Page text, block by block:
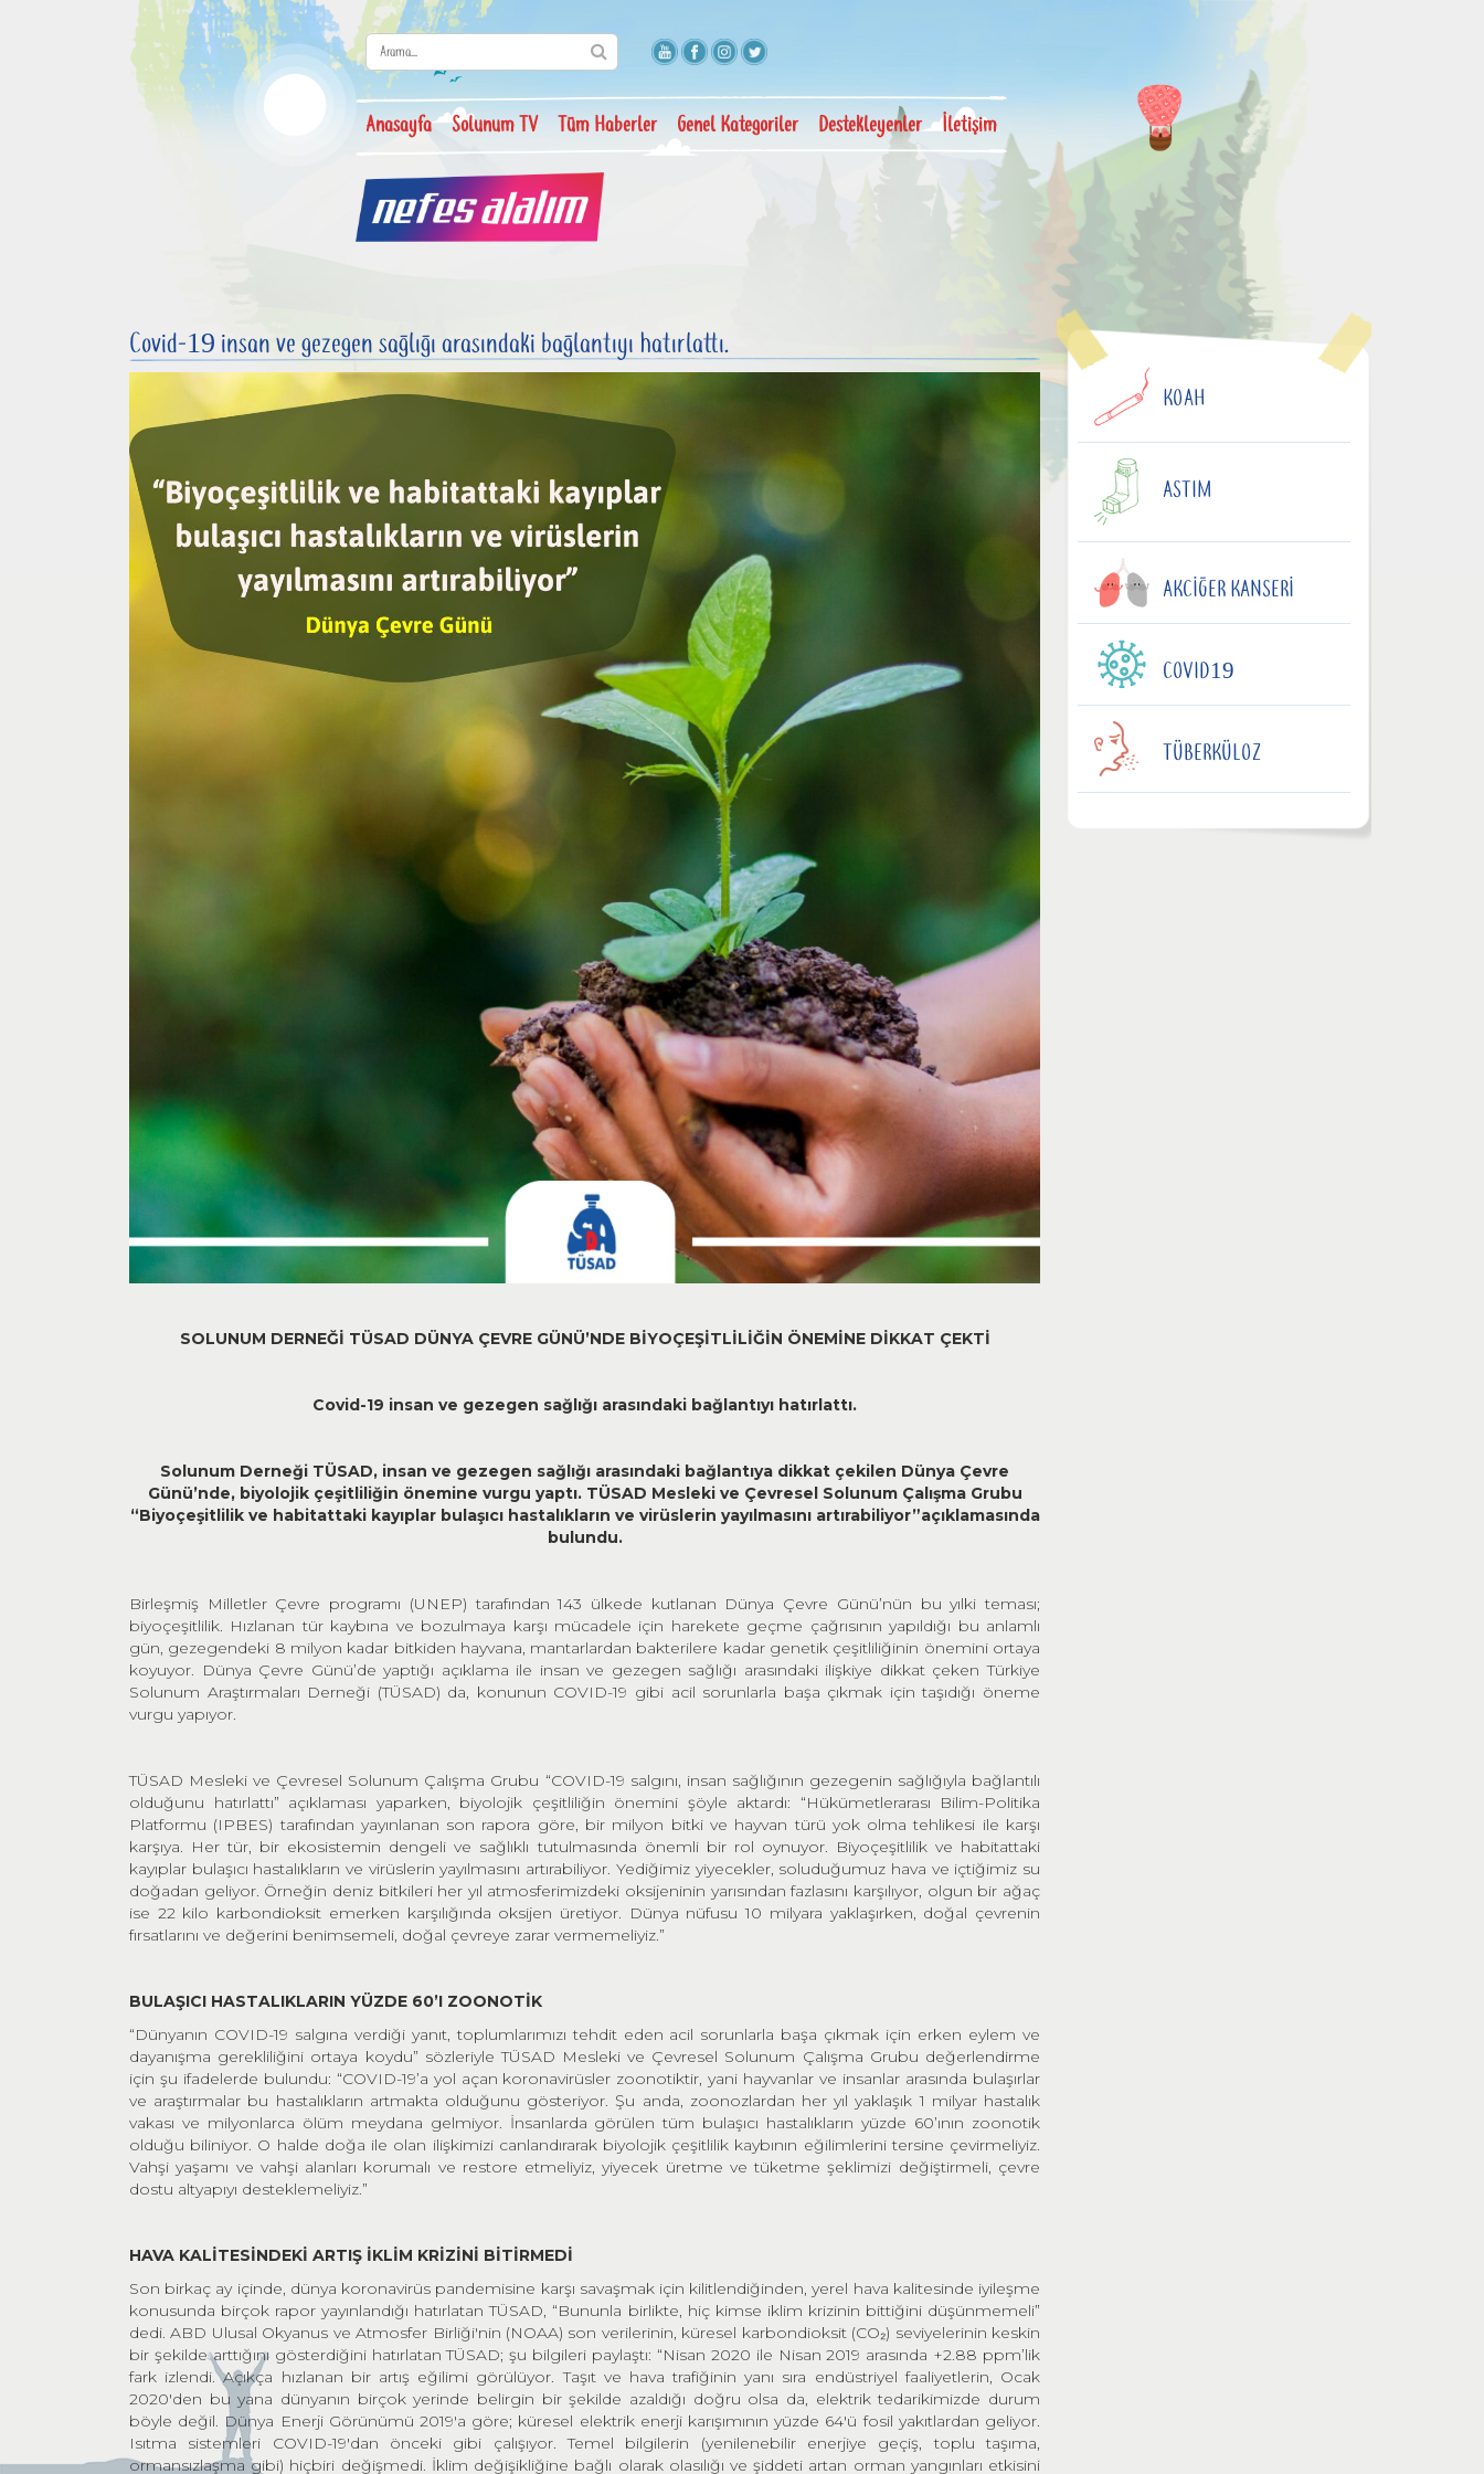
Anasayfa Solunum TV Tüm Haberler Genel Kategoriler Destekleyenler İletişim
Covid-19 insan ve gezegen sağlığı arasındaki bağlantıyı hatırlattı.
SOLUNUM DERNEĞİ TÜSAD DÜNYA ÇEVRE GÜNÜ’NDE BİYOÇEŞİTLİLİĞİN ÖNEMİNE DİKKAT ÇEKTİ
Covid-19 insan ve gezegen sağ ığı arasındaki bağ lantıyı hatırlattı.
Solunum Derneği TÜSAD, insan ve gezegen sağ ığı arasındaki bağ lantıya dikkat çekilen Dünya Çevre
Günü’nde, biyolojik çeşitliliğin önemine vurgu yaptı. TÜSAD Mesleki ve Çevresel Solunum Çal ışma Grubu
“Biyoçeşitlilik ve habitattaki kayıplar bulaşıcıhastal ıkların ve virüslerin yayılmasınıartırabiliyor”açıklamasında
bulundu.
Birleşmiş Milletler Çevre programı (UNEP) tarafından 143 ülkede kutlanan Dünya Çevre Günü’nün bu yılki teması;
biyoçeşitlilik. Hızlanan tür kaybına ve bozulmaya karşı mücadele için harekete geçme çağrısının yapıldığı bu anlamlı
gün, gezegendeki 8 milyon kadar bitkiden hayvana, mantarlardan bakterilere kadar genetik çeşitliliğinin önemini ortaya
koyuyor. Dünya Çevre Günü’de yaptığı açıklama ile insan ve gezegen sağlığı arasındaki ilişkiye dikkat çeken Türkiye
Solunum Araştırmaları Derneği (TÜSAD) da, konunun COVID-19 gibi acil sorunlarla başa çıkmak için taşıdığı öneme
vurgu yapıyor.
TÜSAD Mesleki ve Çevresel Solunum Çalışma Grubu “COVID-19 salgını, insan sağlığının gezegenin sağlığıyla bağlantılı
olduğunu hatırlattı” açıklaması yaparken, biyolojik çeşitliliğin önemini şöyle aktardı: “Hükümetlerarası Bilim-Politika
Platformu (IPBES) tarafından yayınlanan son rapora göre, bir milyon bitki ve hayvan türü yok olma tehlikesi ile karşı
karşıya. Her tür, bir ekosistemin dengeli ve sağlıklı tutulmasında önemli bir rol oynuyor. Biyoçeşitlilik ve habitattaki
kayıplar bulaşıcı hastalıkların ve virüslerin yayılmasını artırabiliyor. Yediğimiz yiyecekler, soluduğumuz hava ve içtiğimiz su
doğadan geliyor. Örneğin deniz bitkileri her yıl atmosferimizdeki oksijeninin yarısından fazlasını karşılıyor, olgun bir ağaç
ise 22 kilo karbondioksit emerken karşılığında oksijen üretiyor. Dünya nüfusu 10 milyara yaklaşırken, doğal çevrenin
fırsatlarını ve değerini benimsemeli, doğal çevreye zarar vermemeliyiz.”
BULAŞICI HASTALIKLARIN YÜZDE 60’I ZOONOTİK
“Dünyanın COVID-19 salgına verdiği yanıt, toplumlarımızı tehdit eden acil sorunlarla başa çıkmak için erken eylem ve
dayanışma gerekliliğini ortaya koydu” sözleriyle TÜSAD Mesleki ve Çevresel Solunum Çalışma Grubu değerlendirme
için şu ifadelerde bulundu: “COVID-19’a yol açan koronavirüsler zoonotiktir, yani hayvanlar ve insanlar arasında bulaşırlar
ve araştırmalar bu hastalıkların artmakta olduğunu gösteriyor. Şu anda, zoonozlardan her yıl yaklaşık 1 milyar hastalık
vakası ve milyonlarca ölüm meydana gelmiyor. İnsanlarda görülen tüm bulaşıcı hastalıkların yüzde 60’ının zoonotik
olduğu biliniyor. O halde doğa ile olan ilişkimizi canlandırarak biyolojik çeşitlilik kaybının eğilimlerini tersine çevirmeliyiz.
Vahşi yaşamı ve vahşi alanları korumalı ve restore etmeliyiz, yiyecek üretme ve tüketme şeklimizi değiştirmeli, çevre
dostu altyapıyı desteklemeliyiz.”
HAVA KALİTESİNDEKİ ARTIŞ İKLİM KRİZİNİ BİTİRMEDİ
Son birkaç ay içinde, dünya koronavirüs pandemisine karşı savaşmak için kilitlendiğinden, yerel hava kalitesinde iyileşme
konusunda birçok rapor yayınlandığı hatırlatan TÜSAD, “Bununla birlikte, hiç kimse iklim krizinin bittiğini düşünmemeli”
dedi. ABD Ulusal Okyanus ve Atmosfer Birliği'nin (NOAA) son verilerinin, küresel karbondioksit (CO₂) seviyelerinin keskin
bir şekilde arttığını gösterdiğini hatırlatan TÜSAD; şu bilgileri paylaştı: “Nisan 2020 ile Nisan 2019 arasında +2.88 ppm’lik
fark izlendi. Açıkça hızlanan bir artış eğilimi görülüyor. Taşıt ve hava trafiğinin yanı sıra endüstriyel faaliyetlerin, Ocak
2020'den bu yana dünyanın birçok yerinde belirgin bir şekilde azaldığı doğru olsa da, elektrik tedarikimizde durum
böyle değil. Dünya Enerji Görünümü 2019'a göre; küresel elektrik enerji karışımının yüzde 64'ü fosil yakıtlardan geliyor.
Isıtma sistemleri COVID-19'dan önceki gibi çalışıyor. Temel bilgilerin (yenilenebilir enerjiye geçiş, toplu taşıma,
ormansızlaşma gibi) hiçbiri değişmedi. İklim değişikliğine bağlı olarak olasılığı ve şiddeti artan orman yangınları etkisini
KOAH
ASTIM
AKCIĞER KANSERI
COVID19
TÜBERKÜLOZ